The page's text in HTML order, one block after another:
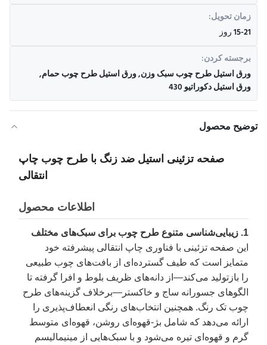
زمان تحویل:
15-21 روز
برجسته کردن:
ورق استیل طرح چوب سبک وزن,ورق استیل طرح چوب حمام,
ورق استیل دکوراتیو 430
توضیح محصول
صفحه تزئینی استیل ضد زنگ با طرح چوب چاپ
انتقالی
اطلاعات محصول
1. زیبایی‌شناسی متنوع طرح چوب برای سبک‌های مختلف
این صفحه تزئینی با فناوری چاپ انتقالی پیشرفته خود
متمایز است که طیف گسترده‌ای از بافت‌های چوب طبیعی
را بازتولید می‌کند—از دانه‌های ظریف بلوط و افرا گرفته تا
الگوهای جسورانه ساج و خاکستر—برخلاف گزینه‌های طرح
چوب تک رنگ. همچنین انتخاب‌های رنگی انعطاف‌پذیری را
ارائه می‌دهد که شامل بژ-قهوه‌ای روشن، قهوه‌ای متوسط
گرم و قهوه‌ای تیره می‌شود و با سبک‌هایی از مینیمالیسم